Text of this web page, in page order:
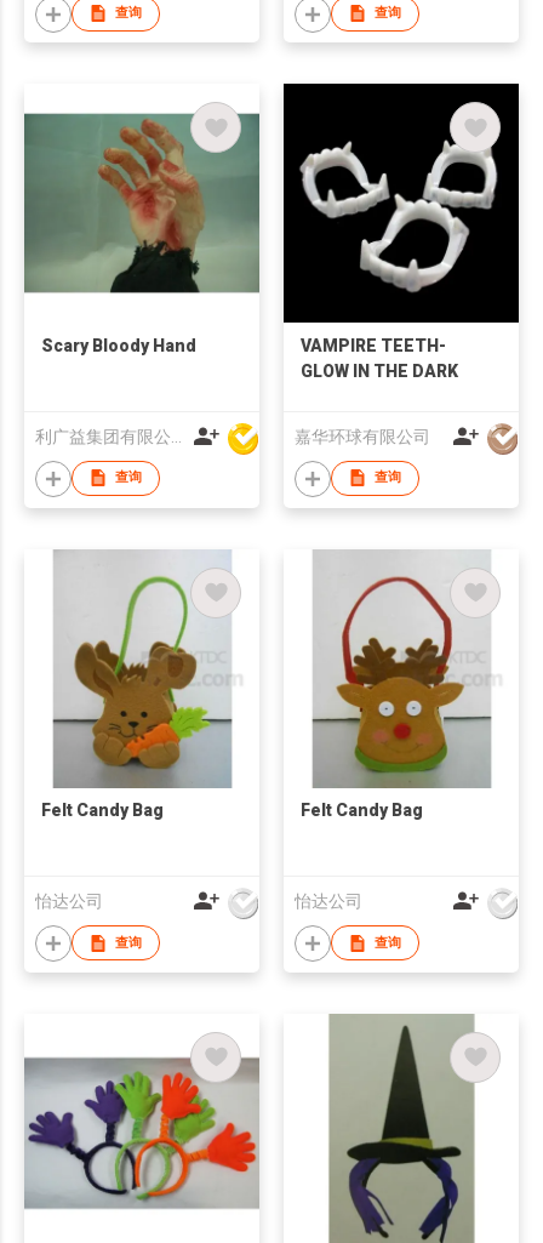
查询 查询
Scary Bloody Hand
查询
VAMPIRE TEETH-
GLOW IN THE DARK
嘉华环球有限公司
查询
Felt Candy Bag
怡达公司
查询
Felt Candy Bag
怡达公司
查询